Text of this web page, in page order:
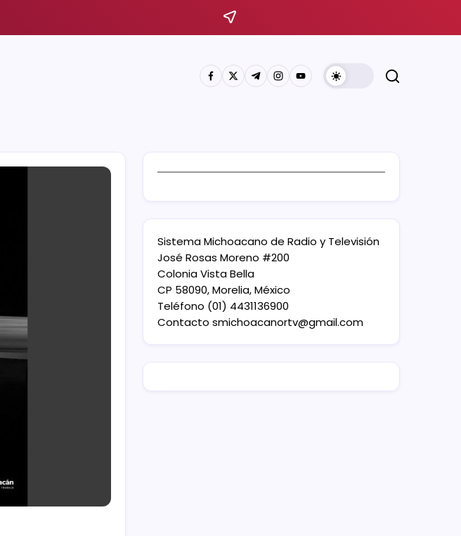
Sistema Michoacano de Radio y Televisión
José Rosas Moreno #200
Colonia Vista Bella
CP 58090, Morelia, México
Teléfono (01) 4431136900
Contacto smichoacanortv@gmail.com